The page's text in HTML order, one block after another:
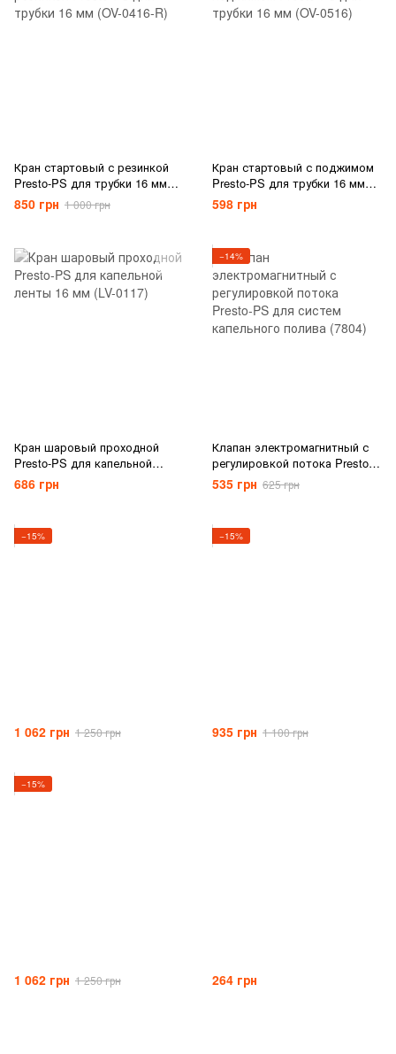
Кран стартовый с резинкой
Presto-PS для трубки 16 мм
(OV-0416-R)
850 грн 1 000 грн
Кран стартовый с поджимом
Presto-PS для трубки 16 мм
(OV-0516)
598 грн
Кран шаровый проходной
Presto-PS для капельной
ленты 16 мм (LV-0117)
686 грн
−14%
Клапан электромагнитный с
регулировкой потока Presto-
PS для систем капельного
полива (7804)
535 грн 625 грн
−15%
1 062 грн 1 250 грн
−15%
935 грн 1 100 грн
−15%
1 062 грн 1 250 грн 264 грн